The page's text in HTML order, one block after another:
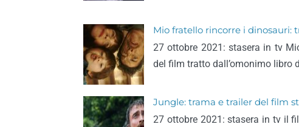
Mio fratello rincorre i dinosauri:
27 ottobre 2021: stasera in tv
del film tratto dall’omonimo libro
Jungle: trama e trailer del film
27 ottobre 2021: stasera in tv il